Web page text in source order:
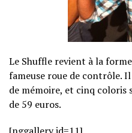
Le Shuffle revient à la
fameuse roue de contrôle.
de mémoire, et cinq coloris
de 59 euros.